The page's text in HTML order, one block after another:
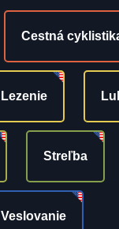
Cestná
Lezenie
Streľba
Veslovanie